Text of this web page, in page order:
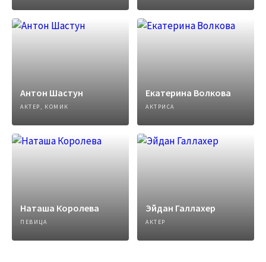
Антон Шастун
АКТЕР, КОМИК
Екатерина Волкова
АКТРИСА
Наташа Королева
ПЕВИЦА
Эйдан Галлахер
АКТЕР